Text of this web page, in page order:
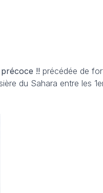
!! précédée de
du Sahara entre les